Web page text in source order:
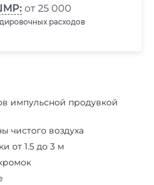
от 25 000
расходов
импульсной продувкой
чистого воздуха
от 1.5 до 3 м